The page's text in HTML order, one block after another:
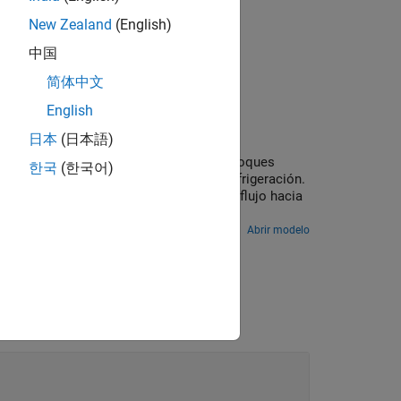
de motores básico utilizando bloques
de agua a través del circuito de refrigeración.
radiador. El termostato, que desvía el flujo hacia
Abrir modelo
New Zealand (English)
中国
简体中文
English
日本 (日本語)
한국 (한국어)